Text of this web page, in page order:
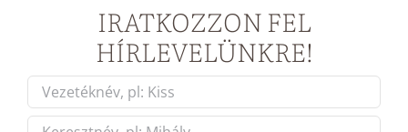
IRATKOZZON FEL
HÍRLEVELÜNKRE!
Név
*
First